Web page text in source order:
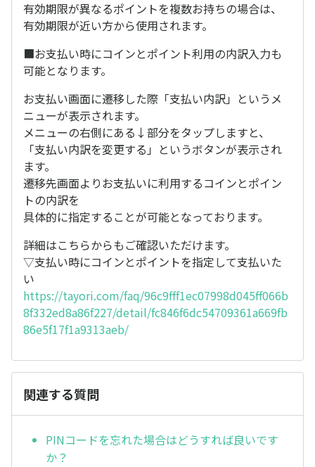
有効期限が異なるポイントを複数お持ちの場合は、
有効期限が近い方から使用されます。
■お支払い時にコインとポイント利用の内訳入力も
可能となります。
お支払い画面に遷移した際「支払い内訳」というメ
ニューが表示されます。
メニューの右側にある↓部分をタップしますと、
「支払い内訳を変更する」というボタンが表示され
ます。
遷移先画面よりお支払いに利用するコインとポイン
トの内訳を
具体的に指定することが可能となっております。
詳細はこちらからもご確認いただけます。
▽支払い時にコインとポイントを指定して支払いた
い
https://tayori.com/faq/96c9fff1ec07998d045ff066b
8f332ed8a86f227/detail/fc846f6dc54709361a669fb
86e5f17f1a9313aeb/
関連する質問
PINコードを忘れた場合はどうすれば良いです
か？